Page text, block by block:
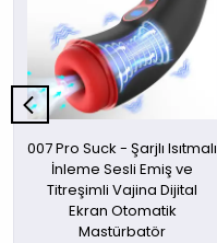
007 Pro Suck - Şarjlı Isıtmalı
İnleme Sesli Emiş ve
Titreşimli Vajina Dijital
Ekran Otomatik
Mastürbatör